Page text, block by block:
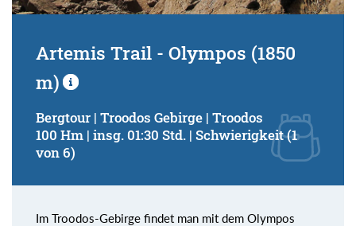
Artemis Trail - Olympos (1850
m)
Bergtour | Troodos Gebirge | Troodos
100 Hm | insg. 01:30 Std. | Schwierigkeit (1
von 6)
Im Troodos-Gebirge findet man mit dem Olympos